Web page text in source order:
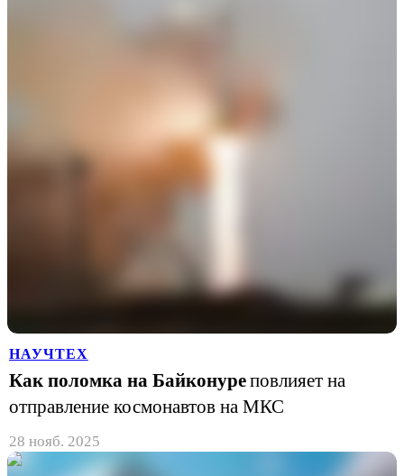
НАУЧТЕХ
Как поломка на Байконуреповлияет на
отправление космонавтов на МКС
28 нояб. 2025